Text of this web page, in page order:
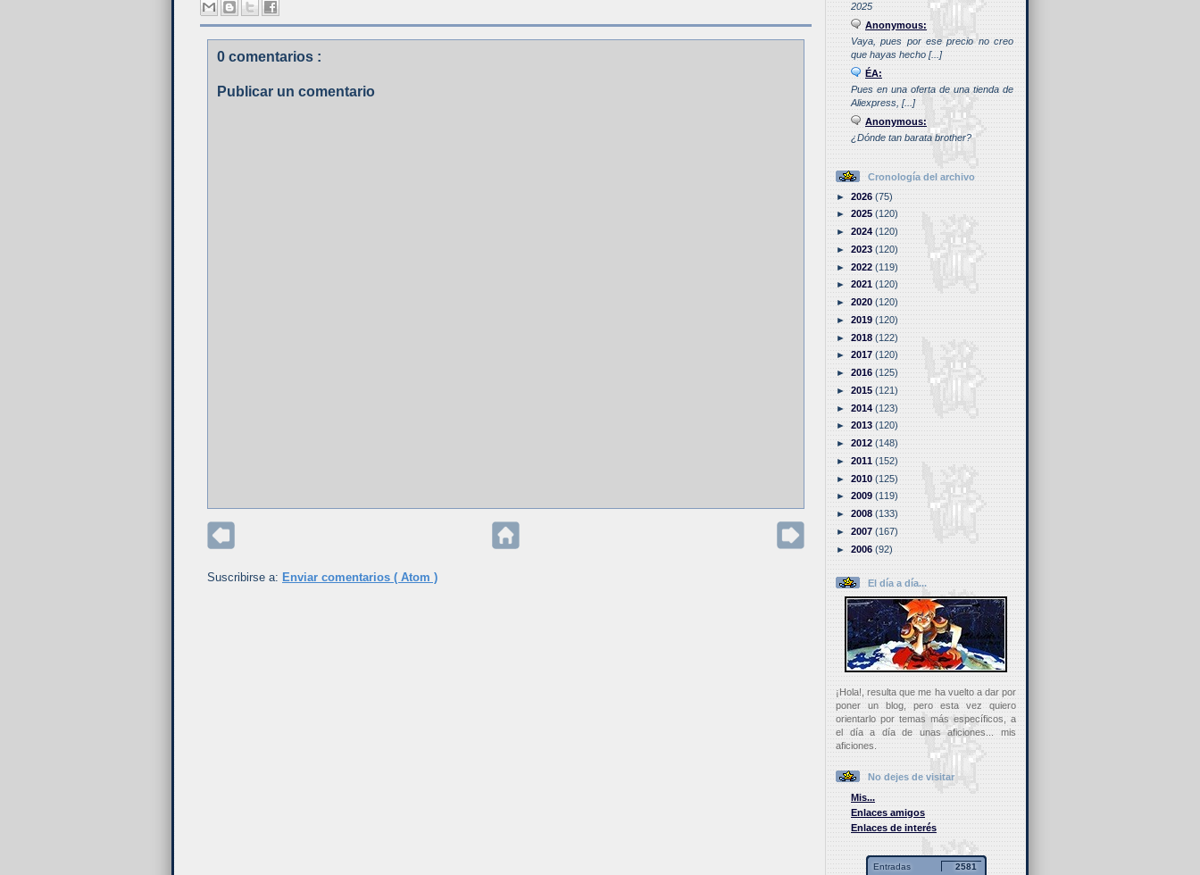
0 comentarios :
Publicar un comentario
Suscribirse a: Enviar comentarios ( Atom )
2025
Anonymous:
Vaya, pues por ese precio no creo
que hayas hecho [...]
ÉA:
Pues en una oferta de una tienda de
Aliexpress, [...]
Anonymous:
¿Dónde tan barata brother?
Cronología del archivo
►2026(75)
►2025(120)
►2024(120)
►2023(120)
►2022(119)
►2021(120)
►2020(120)
►2019(120)
►2018(122)
►2017(120)
►2016(125)
►2015(121)
►2014(123)
►2013(120)
►2012(148)
►2011(152)
►2010(125)
►2009(119)
►2008(133)
►2007(167)
►2006(92)
El día a día...
¡Hola!, resulta que me ha vuelto a dar por
poner un blog, pero esta vez quiero
orientarlo por temas más específicos, a
el día a día de unas aficiones... mis
aficiones.
No dejes de visitar
Mis...
Enlaces amigos
Enlaces de interés
Entradas 2581